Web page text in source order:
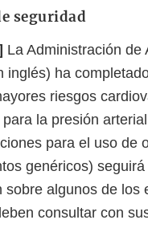
seguridad
La Administración
inglés) ha
riesgos
la presión
para el uso de
genéricos)
sobre algunos de
consultar con